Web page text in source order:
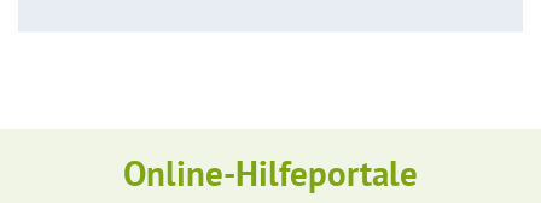
Online-Hilfeportale